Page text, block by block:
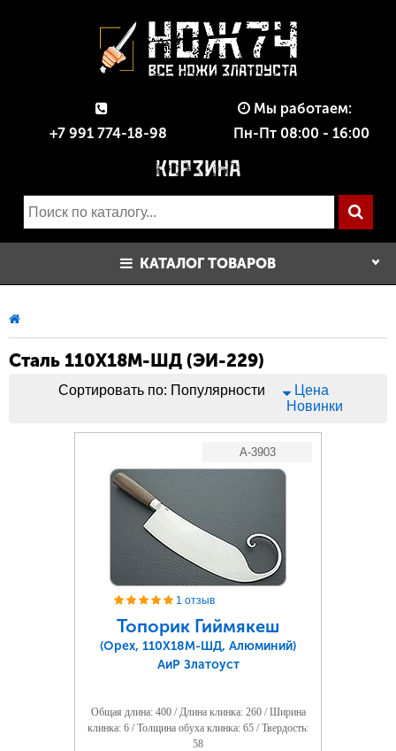
+7 991 774-18-98
Мы работаем:
Пн-Пт 08:00 - 16:00
КАТАЛОГ ТОВАРОВ
Сталь 110Х18М-ШД (ЭИ-229)
Сортировать по: Популярности
Цена
Новинки
A-3903
1 отзыв
Топорик Гиймякеш
(Орех, 110Х18М-ШД, Алюминий)
АиР Златоуст
Общая длина: 400 / Длина клинка: 260 / Ширина
клинка: 6 / Толщина обуха клинка: 65 / Твердость:
58